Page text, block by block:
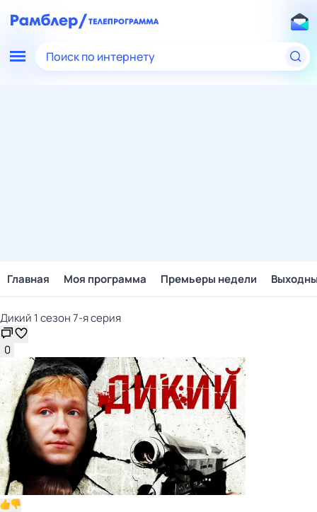
Поиск по интернету
Главная Моя программа Премьеры недели
Дикий 1 сезон 7-я серия
0